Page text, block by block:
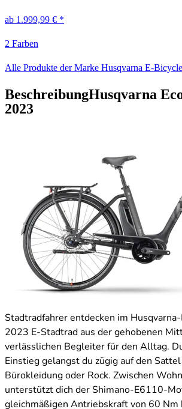
ab 1.999,99 € *
2 Farben
Alle Produkte der Marke Husqvarna E-
BeschreibungHusqvarna
2023
Stadtradfahrer entdecken im
2023 E-Stadtrad aus der gehobenen
verlässlichen Begleiter für den Alltag.
Einstieg gelangst du zügig auf den
Bürokleidung oder Rock. Zwischen
unterstützt dich der Shimano-E6110-
gleichmäßigen Antriebskraft von 60 Nm